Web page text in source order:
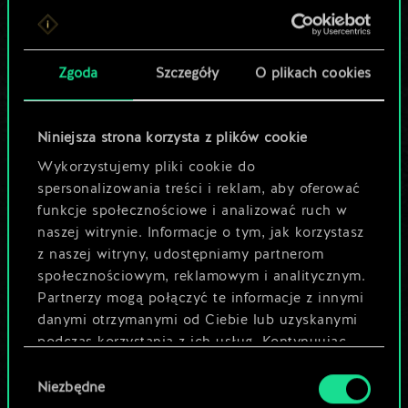
Zgoda Szczegóły O plikach cookies
Niniejsza strona korzysta z plików cookie
Wykorzystujemy pliki cookie do
spersonalizowania treści i reklam, aby oferować
funkcje społecznościowe i analizować ruch w
naszej witrynie. Informacje o tym, jak korzystasz
z naszej witryny, udostępniamy partnerom
społecznościowym, reklamowym i analitycznym.
Partnerzy mogą połączyć te informacje z innymi
danymi otrzymanymi od Ciebie lub uzyskanymi
podczas korzystania z ich usług. Kontynuując
używanie plików cookie.
zgody
Niezbędne
Lubisz grać tą talią?
Pomóż społeczności
odkryć jej
potencjał!
Nazwij talię i opisz swoją strategię
Edytuj talię
LUB